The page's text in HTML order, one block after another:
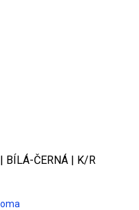
BÍLÁ-ČERNÁ | K/R